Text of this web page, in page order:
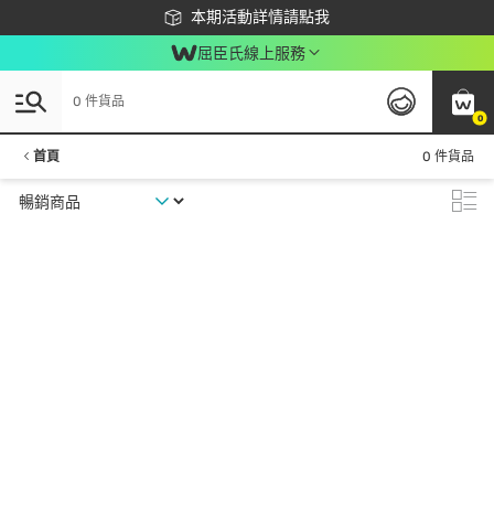
本期活動詳情請點我
下載app最高回饋$350
屈臣氏線上服務
0
0 件貨品
首頁 0 件貨品